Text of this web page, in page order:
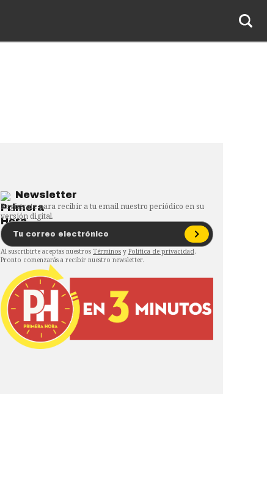
Newsletter
Regístrate para recibir a tu email nuestro periódico en su
versión digital.
Al suscribirte aceptas nuestros Términos y Política de privacidad.
Pronto comenzarás a recibir nuestro newsletter.